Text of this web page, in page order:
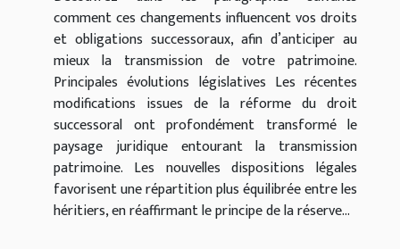
comment ces changements influencent vos droits
et obligations successoraux, afin d’anticiper au
mieux la transmission de votre patrimoine.
Principales évolutions législatives Les récentes
modifications issues de la réforme du droit
successoral ont profondément transformé le
paysage juridique entourant la transmission
patrimoine. Les nouvelles dispositions légales
favorisent une répartition plus équilibrée entre les
héritiers, en réaffirmant le principe de la réserve...